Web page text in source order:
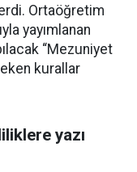
Ortaöğretim
yayımlanan
“Mezuniyet
kurallar
yazı